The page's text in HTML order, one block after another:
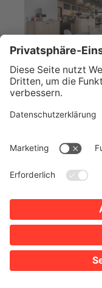
EISCAFÉ / EIS / BAR
Parkplätze